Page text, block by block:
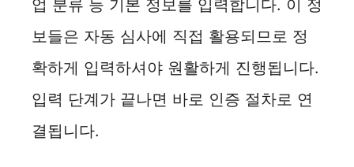
업 분류 등 기본 정보를 입력합니다. 이 정
보들은 자동 심사에 직접 활용되므로 정
확하게 입력하셔야 원활하게 진행됩니다.
입력 단계가 끝나면 바로 인증 절차로 연
결됩니다.